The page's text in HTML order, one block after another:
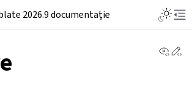
2026.9 documentație